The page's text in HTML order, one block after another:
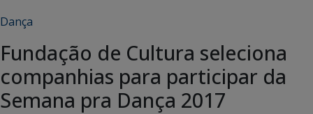
Dança
Fundação de Cultura seleciona
companhias para participar da
Semana pra Dança 2017